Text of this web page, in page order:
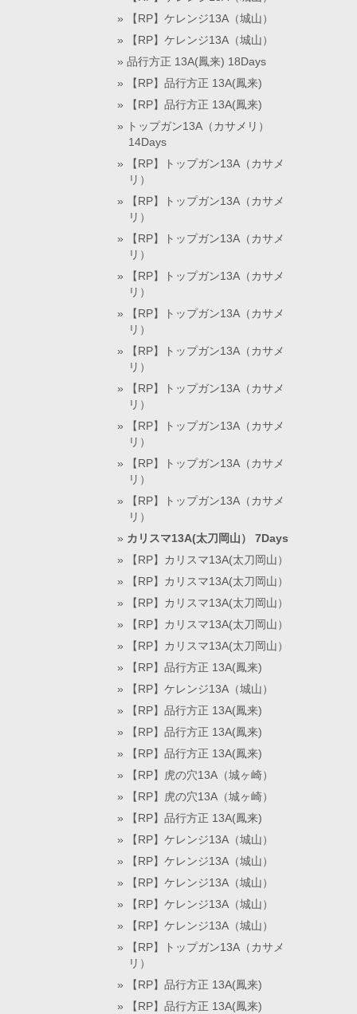
【RP】ケレンジ13A（城山）
【RP】ケレンジ13A（城山）
品行方正 13A(鳳来) 18Days
【RP】品行方正 13A(鳳来)
【RP】品行方正 13A(鳳来)
トップガン13A（カサメリ）
14Days
【RP】トップガン13A（カサメ
リ）
【RP】トップガン13A（カサメ
リ）
【RP】トップガン13A（カサメ
リ）
【RP】トップガン13A（カサメ
リ）
【RP】トップガン13A（カサメ
リ）
【RP】トップガン13A（カサメ
リ）
【RP】トップガン13A（カサメ
リ）
【RP】トップガン13A（カサメ
リ）
【RP】トップガン13A（カサメ
リ）
【RP】トップガン13A（カサメ
リ）
カリスマ13A(太刀岡山） 7Days
【RP】カリスマ13A(太刀岡山）
【RP】カリスマ13A(太刀岡山）
【RP】カリスマ13A(太刀岡山）
【RP】カリスマ13A(太刀岡山）
【RP】カリスマ13A(太刀岡山）
【RP】品行方正 13A(鳳来)
【RP】ケレンジ13A（城山）
【RP】品行方正 13A(鳳来)
【RP】品行方正 13A(鳳来)
【RP】品行方正 13A(鳳来)
【RP】虎の穴13A（城ヶ崎）
【RP】虎の穴13A（城ヶ崎）
【RP】品行方正 13A(鳳来)
【RP】ケレンジ13A（城山）
【RP】ケレンジ13A（城山）
【RP】ケレンジ13A（城山）
【RP】ケレンジ13A（城山）
【RP】ケレンジ13A（城山）
【RP】トップガン13A（カサメ
リ）
【RP】品行方正 13A(鳳来)
【RP】品行方正 13A(鳳来)